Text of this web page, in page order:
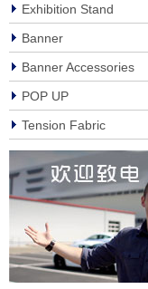
Exhibition Stand
Banner
Banner Accessories
POP UP
Tension Fabric